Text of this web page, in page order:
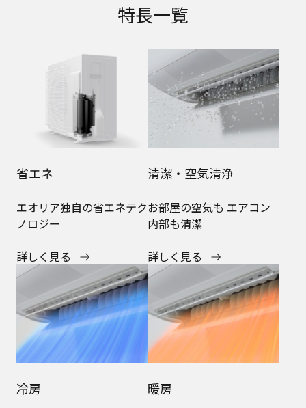
特長一覧
省エネ
エオリア独自の省エネテク
ノロジー
詳しく見る
清潔・空気清浄
お部屋の空気も エアコン
内部も清潔
詳しく見る
冷房 暖房